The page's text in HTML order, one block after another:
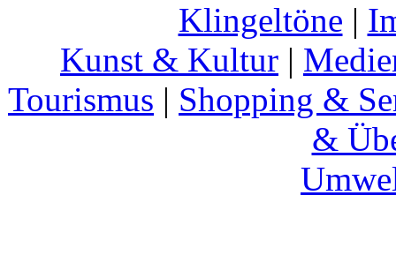
Klingeltöne |
Kunst & Kultur |
Tourismus | Shopping &
&